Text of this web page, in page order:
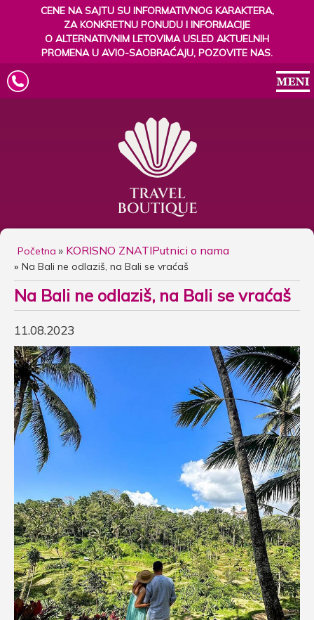
CENE NA SAJTU SU INFORMATIVNOG KARAKTERA,
ZA KONKRETNU PONUDU I INFORMACIJE
O ALTERNATIVNIM LETOVIMA USLED AKTUELNIH
PROMENA U AVIO-SAOBRAĆAJU, POZOVITE NAS.
Početna » KORISNO ZNATIPutnici o nama
Na Bali ne odlaziš, na Bali se vraćaš
Na Bali ne odlaziš, na Bali se vraćaš
11.08.2023